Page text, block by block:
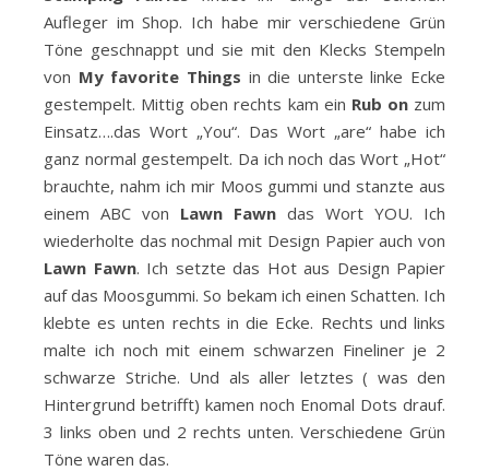
Aufleger im Shop. Ich habe mir verschiedene Grün
Töne geschnappt und sie mit den Klecks Stempeln
von My favorite Things in die unterste linke Ecke
gestempelt. Mittig oben rechts kam ein Rub onzum
Einsatz….das Wort „You“. Das Wort „are“ habe ich
ganz normal gestempelt. Da ich noch das Wort „Hot“
brauchte, nahm ich mir Moos gummi und stanzte aus
einem ABC von Lawn Fawn das Wort YOU. Ich
wiederholte das nochmal mit Design Papier auch von
Lawn Fawn. Ich setzte das Hot aus Design Papier
auf das Moosgummi. So bekam ich einen Schatten. Ich
klebte es unten rechts in die Ecke. Rechts und links
malte ich noch mit einem schwarzen Fineliner je 2
schwarze Striche. Und als aller letztes ( was den
Hintergrund betrifft) kamen noch Enomal Dots drauf.
3 links oben und 2 rechts unten. Verschiedene Grün
Töne waren das.